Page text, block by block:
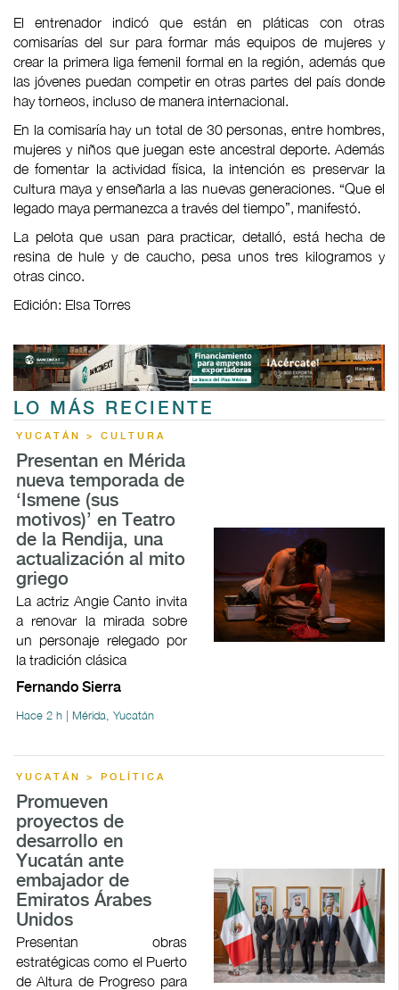
El entrenador indicó que están en pláticas con otras
comisarías del sur para formar más equipos de mujeres y
crear la primera liga femenil formal en la región, además que
las jóvenes puedan competir en otras partes del país donde
hay torneos, incluso de manera internacional.
En la comisaría hay un total de 30 personas, entre hombres,
mujeres y niños que juegan este ancestral deporte. Además
de fomentar la actividad física, la intención es preservar la
cultura maya y enseñarla a las nuevas generaciones. “Que el
legado maya permanezca a través del tiempo”, manifestó.
La pelota que usan para practicar, detalló, está hecha de
resina de hule y de caucho, pesa unos tres kilogramos y
otras cinco.
Edición: Elsa Torres
LO MÁS RECIENTE
YUCATÁN > CULTURA
Presentan en Mérida
nueva temporada de
‘Ismene (sus
motivos)’ en Teatro
de la Rendija, una
actualización al mito
griego
La actriz Angie Canto invita
a renovar la mirada sobre
un personaje relegado por
la tradición clásica
Fernando Sierra
Hace 2 h | Mérida, Yucatán
YUCATÁN > POLÍTICA
Promueven
proyectos de
desarrollo en
Yucatán ante
embajador de
Emiratos Árabes
Unidos
Presentan obras
estratégicas como el Puerto
de Altura de Progreso para